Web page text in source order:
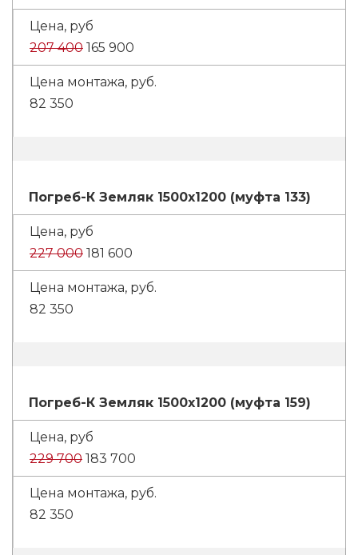
207 400 165 900
82 350
Погреб-К Земляк 1500х1200 (муфта 133)
227 000 181 600
82 350
Погреб-К Земляк 1500х1200 (муфта 159)
229 700 183 700
82 350